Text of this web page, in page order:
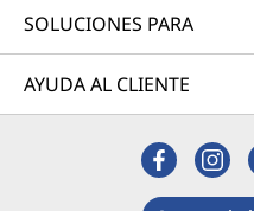
SOLUCIONES PARA
AYUDA AL CLIENTE